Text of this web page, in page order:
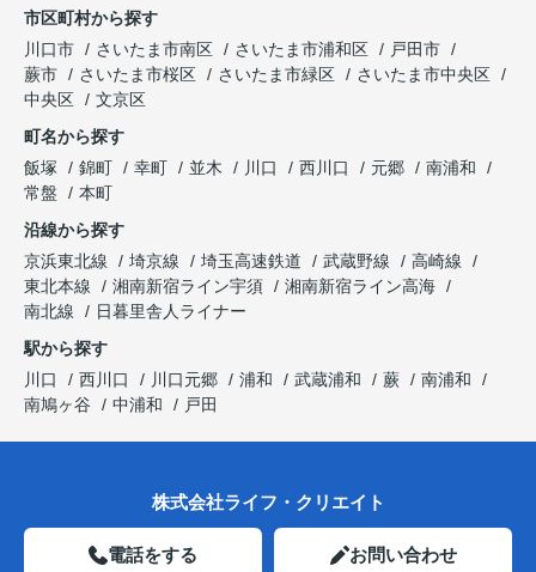
市区町村から探す
川口市
さいたま市南区 さいたま市浦和区
戸田市
蕨市
さいたま市桜区 さいたま市緑区
さいたま市中央区
中央区
文京区
町名から探す
飯塚
錦町 幸町 並木 川口 西川口 元郷
南浦和
常盤
本町
沿線から探す
京浜東北線
埼京線 埼玉高速鉄道 武蔵野線
高崎線
東北本線
湘南新宿ライン宇須
湘南新宿ライン高海
南北線
日暮里舎人ライナー
駅から探す
川口
西川口 川口元郷 浦和 武蔵浦和 蕨
南浦和
南鳩ヶ谷
中浦和 戸田
株式会社ライフ・クリエイト
電話をする お問い合わせ